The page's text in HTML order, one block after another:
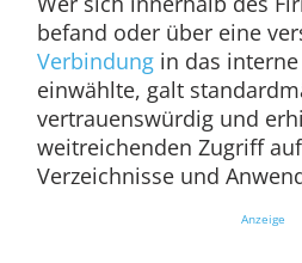
befand oder über eine
Verbindungin das interne
einwählte, galt
vertrauenswürdig und
weitreichenden Zugriff
Verzeichnisse und
Anzeige